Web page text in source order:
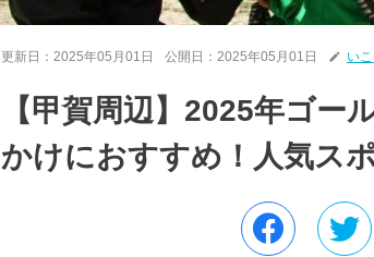
更新日： 2025年05月01日 公開日： 2025年05月01日 い
【甲賀周辺】2025年ゴー
かけにおすすめ！人気ス